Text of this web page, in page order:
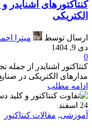
کنتاکتورهای
الکتریکی
ارسال توسط
میترا
دی 9, 1404
0
کنتاکتور اشنایدر از
مدارهای الکتریکی در
ادامه مطلب
24 اسفند
آموزشی, مقالات کنتاکتور